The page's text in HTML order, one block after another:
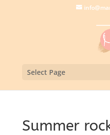
Select Page
Summer